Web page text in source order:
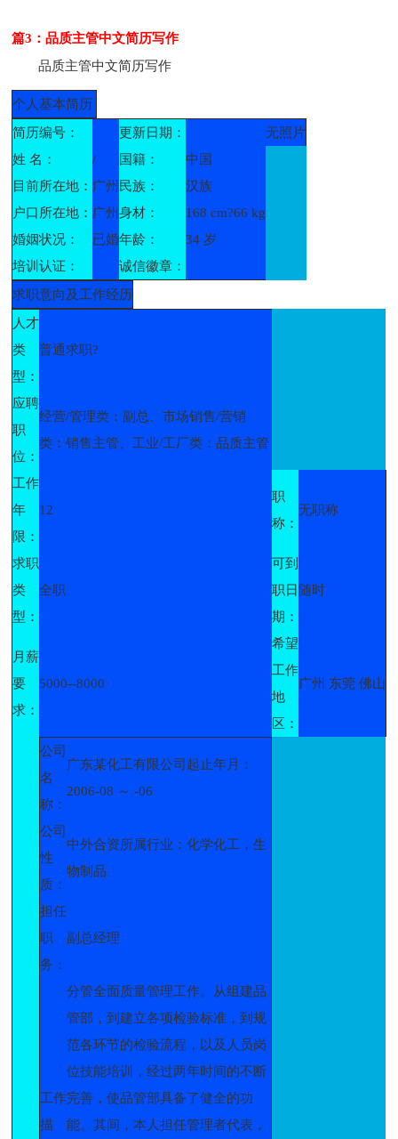
篇3：品质主管中文简历写作
品质主管中文简历写作
个人基本简历
简历编号：
更新日期：
无照片
姓 名：
/ 国籍：
中国
目前所在地： 广州 民族：
汉族
户口所在地： 广州身材：
168 cm?66 kg
婚姻状况：
已婚年龄：
34 岁
培训认证：
诚信徽章：
求职意向及工作经历
人才
类
型：
普通求职?
应聘
职
位：
经营/管理类：副总、市场销售/营销
类：销售主管、工业/工厂类：品质主管
工作
年
限：
12
职
称：
无职称
求职
类
型：
全职
可到
职日
期：
随时
月薪
要
求：
5000--8000
希望
工作
地
区：
广州 东莞 佛山
公司
名
称：
广东某化工有限公司起止年月：
2006-08 ～ -06
公司
性
质：
中外合资所属行业：化学化工，生
物制品
担任
职
务：
副总经理
工作
描
分管全面质量管理工作。从组建品
管部，到建立各项检验标准，到规
范各环节的检验流程，以及人员岗
位技能培训，经过两年时间的不断
完善，使品管部具备了健全的功
能。其间，本人担任管理者代表，